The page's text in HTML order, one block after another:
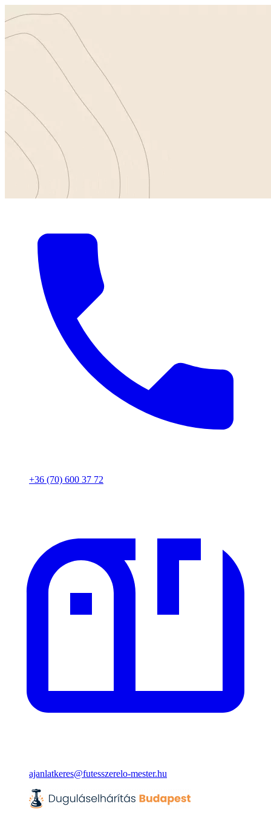
+36 (70) 600 37 72
ajanlatkeres@futesszerelo-mester.hu